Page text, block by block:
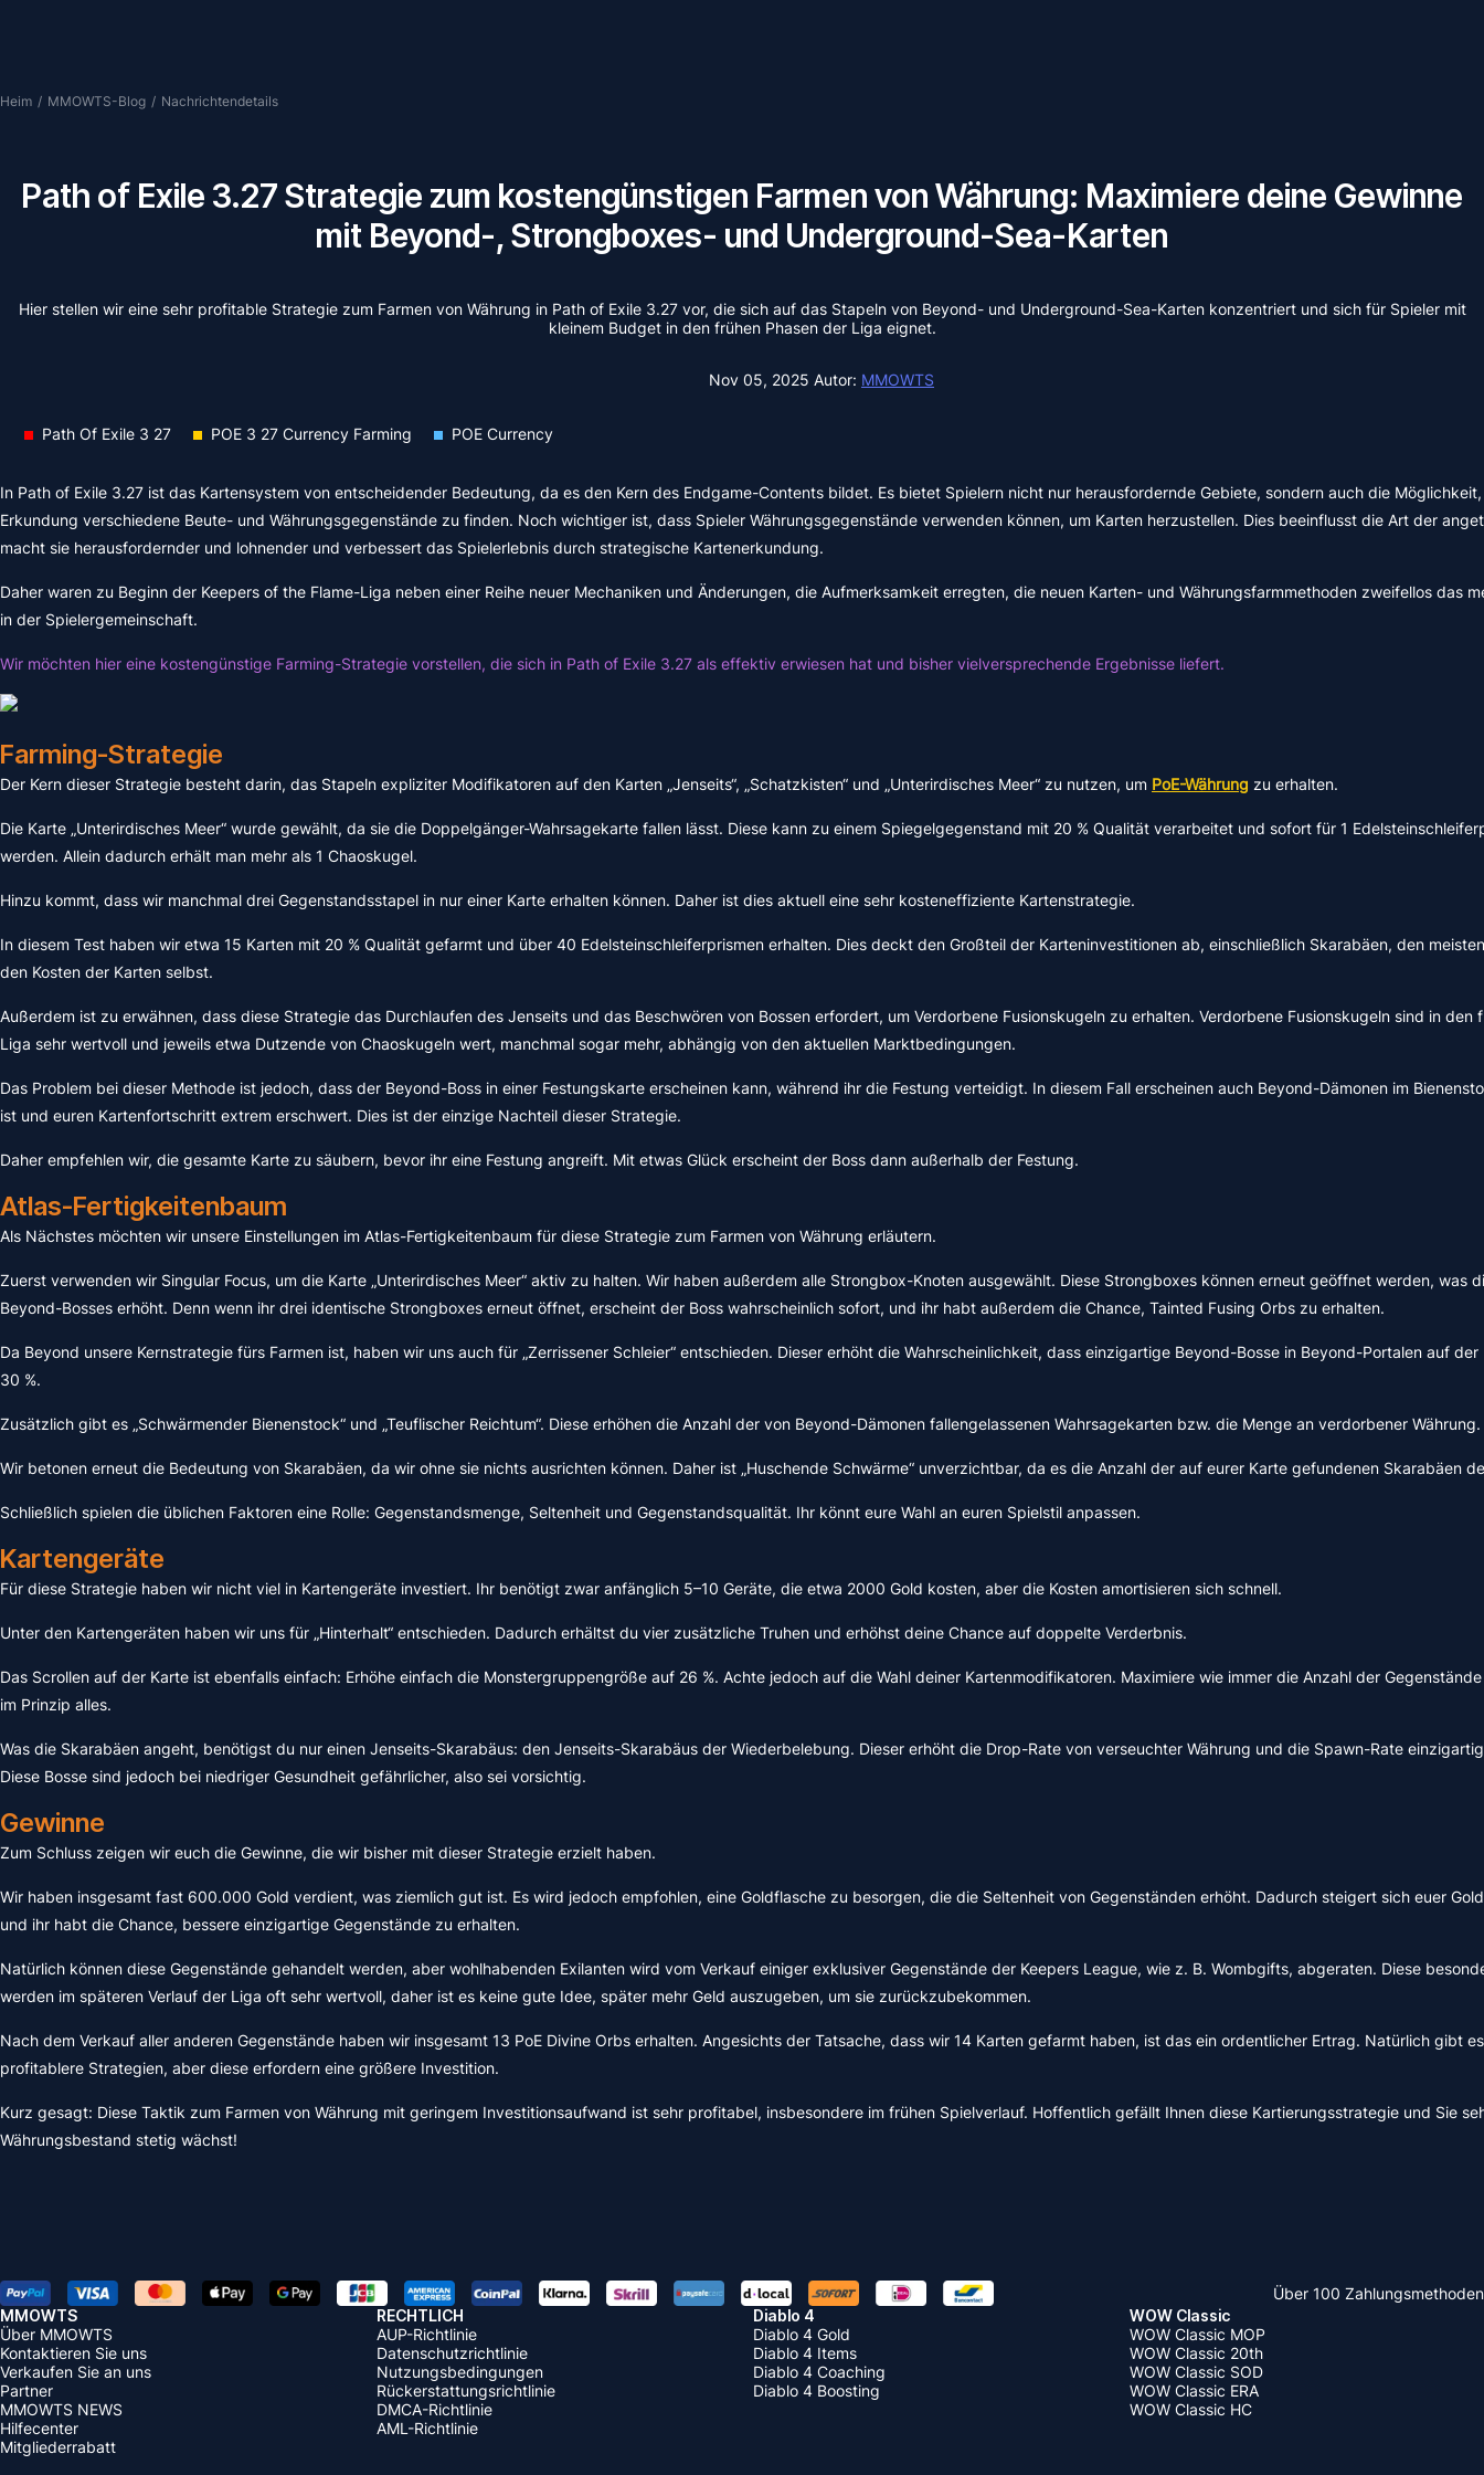
Heim / MMOWTS-Blog / Nachrichtendetails
Path of Exile 3.27 Strategie zum kostengünstigen Farmen von Währung: Maximiere deine Gewinne
mit Beyond-, Strongboxes- und Underground-Sea-Karten
Hier stellen wir eine sehr profitable Strategie zum Farmen von Währung in Path of Exile 3.27 vor, die sich auf das Stapeln von Beyond- und Underground-Sea-Karten konzentriert und sich für Spieler mit
kleinem Budget in den frühen Phasen der Liga eignet.
Nov 05, 2025 Autor: MMOWTS
Path Of Exile 3 27 POE 3 27 Currency Farming POE Currency
In Path of Exile 3.27 ist das Kartensystem von entscheidender Bedeutung, da es den Kern des Endgame-Contents bildet. Es bietet Spielern nicht nur herausfordernde Gebiete, sondern auch die
Erkundung verschiedene Beute- und Währungsgegenstände zu finden. Noch wichtiger ist, dass Spieler Währungsgegenstände verwenden können, um Karten herzustellen. Dies beeinflusst die Art der
macht sie herausfordernder und lohnender und verbessert das Spielerlebnis durch strategische Kartenerkundung.
Daher waren zu Beginn der Keepers of the Flame-Liga neben einer Reihe neuer Mechaniken und Änderungen, die Aufmerksamkeit erregten, die neuen Karten- und Währungsfarmmethoden zweifellos das
in der Spielergemeinschaft.
Wir möchten hier eine kostengünstige Farming-Strategie vorstellen, die sich in Path of Exile 3.27 als effektiv erwiesen hat und bisher vielversprechende Ergebnisse liefert.
Farming-Strategie
Der Kern dieser Strategie besteht darin, das Stapeln expliziter Modifikatoren auf den Karten „Jenseits“, „Schatzkisten“ und „Unterirdisches Meer“ zu nutzen, um PoE-Währung zu erhalten.
Die Karte „Unterirdisches Meer“ wurde gewählt, da sie die Doppelgänger-Wahrsagekarte fallen lässt. Diese kann zu einem Spiegelgegenstand mit 20 % Qualität verarbeitet und sofort für 1
werden. Allein dadurch erhält man mehr als 1 Chaoskugel.
Hinzu kommt, dass wir manchmal drei Gegenstandsstapel in nur einer Karte erhalten können. Daher ist dies aktuell eine sehr kosteneffiziente Kartenstrategie.
In diesem Test haben wir etwa 15 Karten mit 20 % Qualität gefarmt und über 40 Edelsteinschleiferprismen erhalten. Dies deckt den Großteil der Karteninvestitionen ab, einschließlich Skarabäen, den
den Kosten der Karten selbst.
Außerdem ist zu erwähnen, dass diese Strategie das Durchlaufen des Jenseits und das Beschwören von Bossen erfordert, um Verdorbene Fusionskugeln zu erhalten. Verdorbene Fusionskugeln sind in den
Liga sehr wertvoll und jeweils etwa Dutzende von Chaoskugeln wert, manchmal sogar mehr, abhängig von den aktuellen Marktbedingungen.
Das Problem bei dieser Methode ist jedoch, dass der Beyond-Boss in einer Festungskarte erscheinen kann, während ihr die Festung verteidigt. In diesem Fall erscheinen auch Beyond-Dämonen im
ist und euren Kartenfortschritt extrem erschwert. Dies ist der einzige Nachteil dieser Strategie.
Daher empfehlen wir, die gesamte Karte zu säubern, bevor ihr eine Festung angreift. Mit etwas Glück erscheint der Boss dann außerhalb der Festung.
Atlas-Fertigkeitenbaum
Als Nächstes möchten wir unsere Einstellungen im Atlas-Fertigkeitenbaum für diese Strategie zum Farmen von Währung erläutern.
Zuerst verwenden wir Singular Focus, um die Karte „Unterirdisches Meer“ aktiv zu halten. Wir haben außerdem alle Strongbox-Knoten ausgewählt. Diese Strongboxes können erneut geöffnet werden, was
Beyond-Bosses erhöht. Denn wenn ihr drei identische Strongboxes erneut öffnet, erscheint der Boss wahrscheinlich sofort, und ihr habt außerdem die Chance, Tainted Fusing Orbs zu erhalten.
Da Beyond unsere Kernstrategie fürs Farmen ist, haben wir uns auch für „Zerrissener Schleier“ entschieden. Dieser erhöht die Wahrscheinlichkeit, dass einzigartige Beyond-Bosse in Beyond-Portalen auf
30 %.
Zusätzlich gibt es „Schwärmender Bienenstock“ und „Teuflischer Reichtum“. Diese erhöhen die Anzahl der von Beyond-Dämonen fallengelassenen Wahrsagekarten bzw. die Menge an verdorbener
Wir betonen erneut die Bedeutung von Skarabäen, da wir ohne sie nichts ausrichten können. Daher ist „Huschende Schwärme“ unverzichtbar, da es die Anzahl der auf eurer Karte gefundenen Skarabäen
Schließlich spielen die üblichen Faktoren eine Rolle: Gegenstandsmenge, Seltenheit und Gegenstandsqualität. Ihr könnt eure Wahl an euren Spielstil anpassen.
Kartengeräte
Für diese Strategie haben wir nicht viel in Kartengeräte investiert. Ihr benötigt zwar anfänglich 5–10 Geräte, die etwa 2000 Gold kosten, aber die Kosten amortisieren sich schnell.
Unter den Kartengeräten haben wir uns für „Hinterhalt“ entschieden. Dadurch erhältst du vier zusätzliche Truhen und erhöhst deine Chance auf doppelte Verderbnis.
Das Scrollen auf der Karte ist ebenfalls einfach: Erhöhe einfach die Monstergruppengröße auf 26 %. Achte jedoch auf die Wahl deiner Kartenmodifikatoren. Maximiere wie immer die Anzahl der
im Prinzip alles.
Was die Skarabäen angeht, benötigst du nur einen Jenseits-Skarabäus: den Jenseits-Skarabäus der Wiederbelebung. Dieser erhöht die Drop-Rate von verseuchter Währung und die Spawn-Rate
Diese Bosse sind jedoch bei niedriger Gesundheit gefährlicher, also sei vorsichtig.
Gewinne
Zum Schluss zeigen wir euch die Gewinne, die wir bisher mit dieser Strategie erzielt haben.
Wir haben insgesamt fast 600.000 Gold verdient, was ziemlich gut ist. Es wird jedoch empfohlen, eine Goldflasche zu besorgen, die die Seltenheit von Gegenständen erhöht. Dadurch steigert sich euer
und ihr habt die Chance, bessere einzigartige Gegenstände zu erhalten.
Natürlich können diese Gegenstände gehandelt werden, aber wohlhabenden Exilanten wird vom Verkauf einiger exklusiver Gegenstände der Keepers League, wie z. B. Wombgifts, abgeraten. Diese
werden im späteren Verlauf der Liga oft sehr wertvoll, daher ist es keine gute Idee, später mehr Geld auszugeben, um sie zurückzubekommen.
Nach dem Verkauf aller anderen Gegenstände haben wir insgesamt 13 PoE Divine Orbs erhalten. Angesichts der Tatsache, dass wir 14 Karten gefarmt haben, ist das ein ordentlicher Ertrag. Natürlich gibt
profitablere Strategien, aber diese erfordern eine größere Investition.
Kurz gesagt: Diese Taktik zum Farmen von Währung mit geringem Investitionsaufwand ist sehr profitabel, insbesondere im frühen Spielverlauf. Hoffentlich gefällt Ihnen diese Kartierungsstrategie und Sie
Währungsbestand stetig wächst!
Über 100 Zahlungsmethoden
MMOWTS
Über MMOWTS
Kontaktieren Sie uns
Verkaufen Sie an uns
Partner
MMOWTS NEWS
Hilfecenter
Mitgliederrabatt
RECHTLICH
AUP-Richtlinie
Datenschutzrichtlinie
Nutzungsbedingungen
Rückerstattungsrichtlinie
DMCA-Richtlinie
AML-Richtlinie
Diablo 4
Diablo 4 Gold
Diablo 4 Items
Diablo 4 Coaching
Diablo 4 Boosting
WOW Classic
WOW Classic MOP
WOW Classic 20th
WOW Classic SOD
WOW Classic ERA
WOW Classic HC